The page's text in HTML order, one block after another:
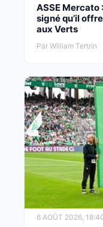
ASSE Mercato
signé qu’il
aux Verts
Par William Tertrin
6 AOÛT 2026,